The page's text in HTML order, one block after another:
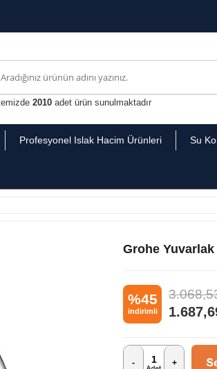
2010 adet ürün sunulmaktadır
Profesyonel Islak Hacim Ürünleri Su
Grohe
%45
indirimli
- +